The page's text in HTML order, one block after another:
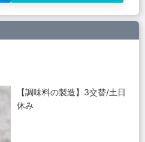
【調味料の製造】3交替/土日
休み